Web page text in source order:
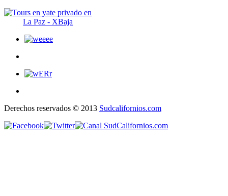
Derechos reservados © 2013 Sudcalifornios.com